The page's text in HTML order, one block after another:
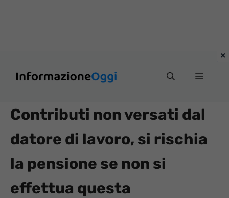
Menu
Contributi non versati dal
datore di lavoro, si rischia
la pensione se non si
effettua questa